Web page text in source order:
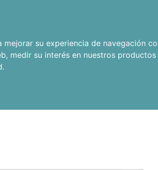
su experiencia de navegación
, medir su interés en nuestros
.